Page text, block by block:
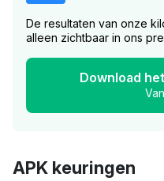
De resultaten van onze
alleen zichtbaar in ons
Download
APK keuringen